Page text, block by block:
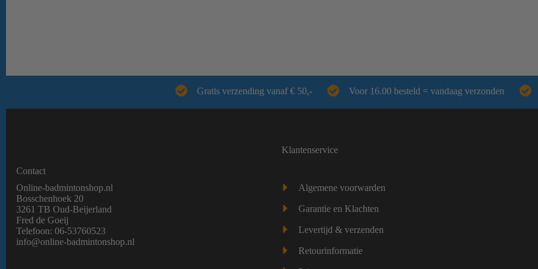
Gratis verzending vanaf € 50,- Voor 16.00 besteld = vandaag verzonden
Contact
Online-badmintonshop.nl
Bosschenhoek 20
3261 TB Oud-Beijerland
Fred de Goeij
Telefoon: 06-53760523
info@online-badmintonshop.nl
Klantenservice
Algemene voorwarden
Garantie en Klachten
Levertijd & verzenden
Retourinformatie